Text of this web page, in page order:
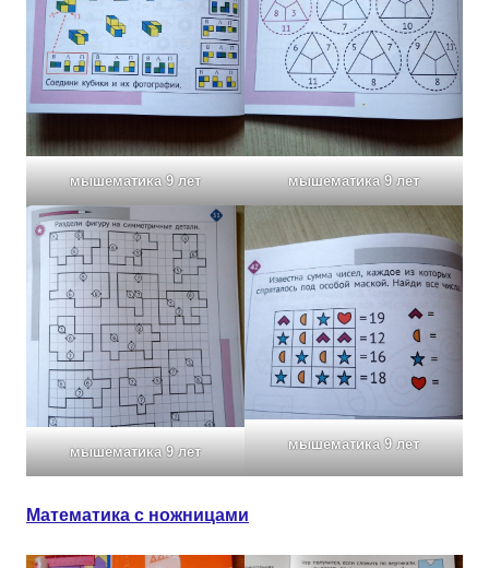
мышематика 9 лет мышематика 9 лет
мышематика 9 лет мышематика 9 лет
Математика с ножницами